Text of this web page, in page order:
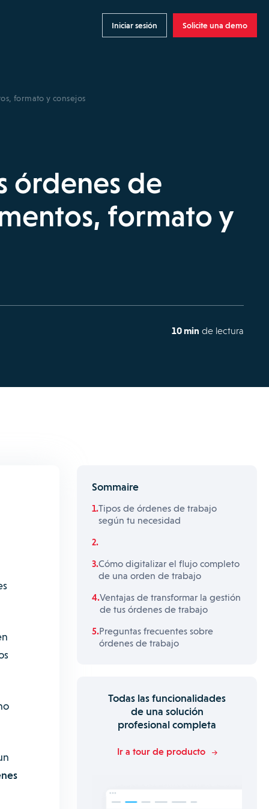
Iniciar sesión Solicite una demo
formato y consejos
órdenes de
formato y
10 min de lectura
Sommaire
Tipos de órdenes de trabajo
según tu necesidad
Cómo digitalizar el flujo completo
de una orden de trabajo
Ventajas de transformar la gestión
de tus órdenes de trabajo
Preguntas frecuentes sobre
órdenes de trabajo
Todas las funcionalidades
de una solución
profesional completa
Ir a tour de producto